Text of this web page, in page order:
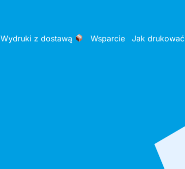
Wydruki z dostawą Wsparcie Jak drukować